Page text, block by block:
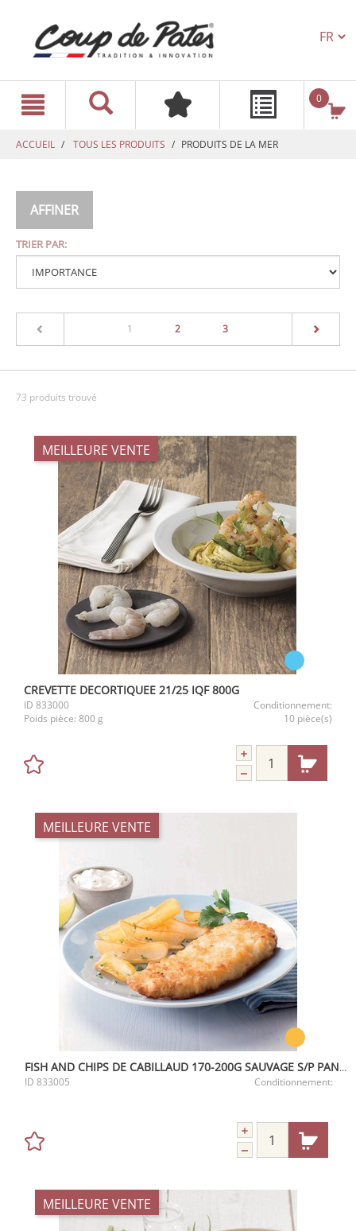
0
ACCUEIL TOUS LES PRODUITS PRODUITS DE LA MER
AFFINER
TRIER PAR:
1 2 3
73 produits trouvé
MEILLEURE VENTE
CREVETTE DECORTIQUEE 21/25 IQF 800G
ID 833000
Conditionnement:
Poids pièce: 800 g 10 pièce(s)
MEILLEURE VENTE
FISH AND CHIPS DE CABILLAUD 170-200G SAUVAGE S/P PANE IQF 5KG
ID 833005 Conditionnement:
MEILLEURE VENTE